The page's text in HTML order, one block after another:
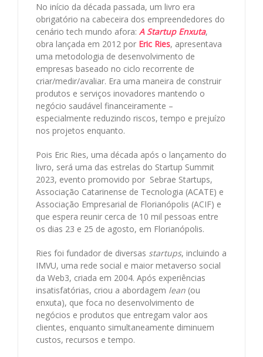
No início da década passada, um livro era
obrigatório na cabeceira dos empreendedores do
cenário tech mundo afora: A Startup Enxuta,
obra lançada em 2012 por Eric Ries, apresentava
uma metodologia de desenvolvimento de
empresas baseado no ciclo recorrente de
criar/medir/avaliar. Era uma maneira de construir
produtos e serviços inovadores mantendo o
negócio saudável financeiramente –
especialmente reduzindo riscos, tempo e prejuízo
nos projetos enquanto.
Pois Eric Ries, uma década após o lançamento do
livro, será uma das estrelas do Startup Summit
2023, evento promovido por Sebrae Startups,
Associação Catarinense de Tecnologia (ACATE) e
Associação Empresarial de Florianópolis (ACIF) e
que espera reunir cerca de 10 mil pessoas entre
os dias 23 e 25 de agosto, em Florianópolis.
Ries foi fundador de diversas startups, incluindo a
IMVU, uma rede social e maior metaverso social
da Web3, criada em 2004. Após experiências
insatisfatórias, criou a abordagem lean (ou
enxuta), que foca no desenvolvimento de
negócios e produtos que entregam valor aos
clientes, enquanto simultaneamente diminuem
custos, recursos e tempo.